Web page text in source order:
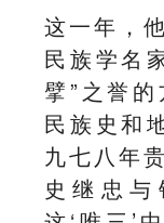
这一年，
民族学名
擘”之誉
民族史和
九七八年
史继忠